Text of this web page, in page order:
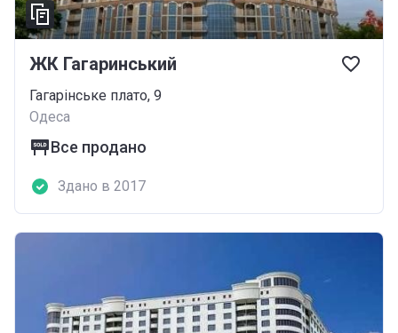
ЖК Гагаринський
Гагарінське плато, 9
Одеса
Все продано
Здано в 2017